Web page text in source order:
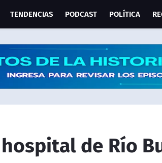
TENDENCIAS PODCAST POLÍTICA
de Río